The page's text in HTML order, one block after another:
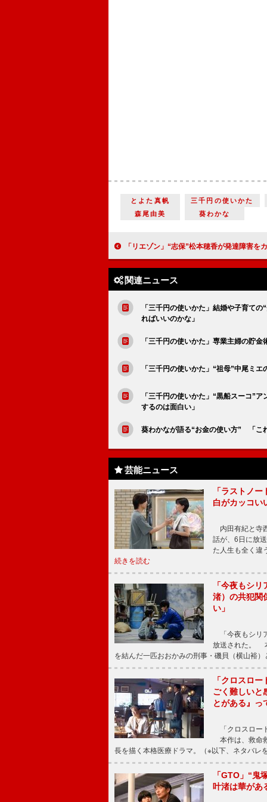
とよた真帆
三千円の使いかた
森尾由美
葵わかな
「リエゾン」“志保”松本穂香が発達障害をカミングアウト 「ストーリーの深
関連ニュース
「三千円の使いかた」結婚や子育て
ればいいのかな」
「三千円の使いかた」専業主婦の貯
「三千円の使いかた」“祖母”中尾ミ
「三千円の使いかた」“黒船スーコ”
するのは面白い」
葵わかなが語る“お金の使い方” 「こ
芸能ニュース
「ラストノ
白がカッコい
内田有紀と寺
話が、6日に放
た人生も全く違
続きを読む
「今夜もシ
渚）の共犯関
い」
「今夜もシリ
放送された。
を結んだ一匹おおかみの刑事・磯貝（横山裕
「クロスロ
ごく難しいと
とがある』っ
「クロスロー
本作は、救命
長を描く本格医療ドラマ。（※以下、ネタバ
「GTO」“鬼
叶渚は華があ